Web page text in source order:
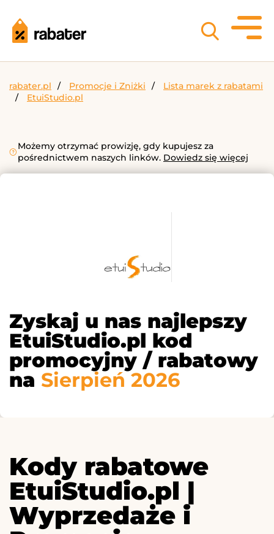
rabater.pl Promocje i Zniżki
Lista marek z rabatami
EtuiStudio.pl
Możemy otrzymać prowizję, gdy kupujesz za
pośrednictwem naszych linków. Dowiedz się więcej
Zyskaj u nas najlepszy
EtuiStudio.pl kod
promocyjny / rabatowy
na Sierpień 2026
Kody rabatowe
EtuiStudio.pl |
Wyprzedaże i